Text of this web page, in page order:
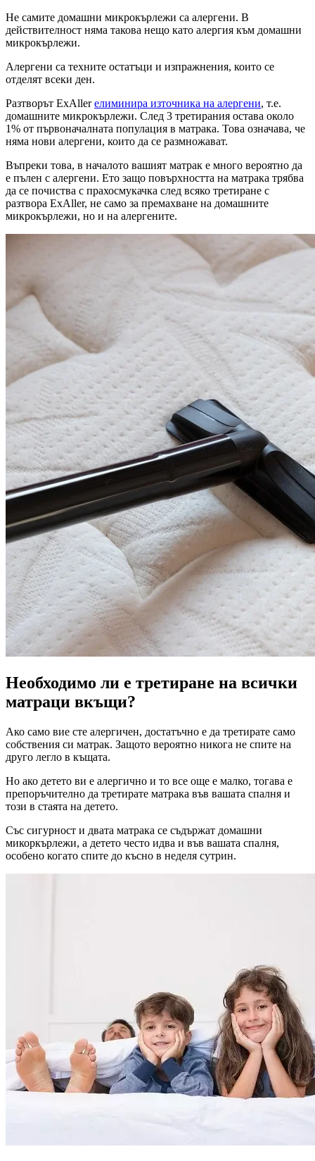
Не самите домашни микрокърлежи са алергени. В
действителност няма такова нещо като алергия към домашни
микрокърлежи.
Алергени са техните остатъци и изпражнения, които се
отделят всеки ден.
Разтворът ExAllerелиминира източника на алергени, т.е.
домашните микрокърлежи. След 3 третирания остава около
1% от първоначалната популация в матрака. Това означава, че
няма нови алергени, които да се размножават.
Въпреки това, в началото вашият матрак е много вероятно да
е пълен с алергени. Ето защо повърхността на матрака трябва
да се почиства с прахосмукачка след всяко третиране с
разтвора ExAller, не само за премахване на домашните
микрокърлежи, но и на алергените.
Необходимо ли е третиране на всички
матраци вкъщи?
Ако само вие сте алергичен, достатъчно е да третирате само
собствения си матрак. Защото вероятно никога не спите на
друго легло в къщата.
Но ако детето ви е алергично и то все още е малко, тогава е
препоръчително да третирате матрака във вашата спалня и
този в стаята на детето.
Със сигурност и двата матрака се съдържат домашни
микоркърлежи, а детето често идва и във вашата спалня,
особено когато спите до късно в неделя сутрин.